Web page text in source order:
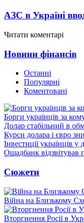
АЗС в Україні
Читати коментарі
Новини фінансів
Останні
Популярні
Коментовані
Борги українців за
Долар стабільний в
Курси долара і євро
Інвестиції українців
Ощадбанк відзвітував
Сюжети
Війна на Близькому
Вторгнення Росії в